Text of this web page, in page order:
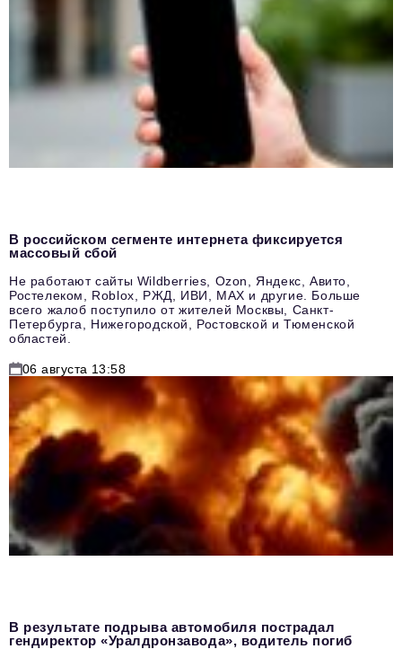
В российском сегменте интернета фиксируется
массовый сбой
Не работают сайты Wildberries, Ozon, Яндекс, Авито,
Ростелеком, Roblox, РЖД, ИВИ, MAX и другие. Больше
всего жалоб поступило от жителей Москвы, Санкт-
Петербурга, Нижегородской, Ростовской и Тюменской
областей.
06 августа 13:58
В результате подрыва автомобиля пострадал
гендиректор «Уралдронзавода», водитель погиб